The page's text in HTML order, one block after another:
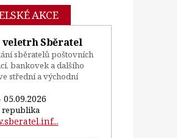
AKCE
Sběratel
sběratelů poštovních
bankovek a dalšího
střední a východní
05.09.2026
republika